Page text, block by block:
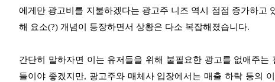
에게만 광고비를 지불하겠다는 광고주 니즈 역시 점점 증가하고
해 요소(?) 개념이 등장하면서 상황은 다소 복잡해졌습니다.
간단히 말하자면 이는 유저들을 위해 불필요한 광고를 없애주
들이야 좋겠지만, 광고주와 매체사 입장에서는 매출 하락 등의